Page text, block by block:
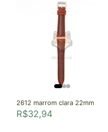
2612 marrom clara 22mm
R$32,94